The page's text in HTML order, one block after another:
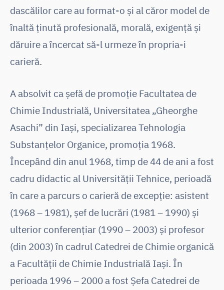
dascălilor care au format-o și al căror model de
înaltă ținută profesională, morală, exigență și
dăruire a încercat să-l urmeze în propria-i
carieră.
A absolvit ca șefă de promoție Facultatea de
Chimie Industrială, Universitatea „Gheorghe
Asachi” din Iași, specializarea Tehnologia
Substanțelor Organice, promoția 1968.
Începând din anul 1968, timp de 44 de ani a fost
cadru didactic al Universității Tehnice, perioadă
în care a parcurs o carieră de excepție: asistent
(1968 – 1981), șef de lucrări (1981 – 1990) și
ulterior conferențiar (1990 – 2003) și profesor
(din 2003) în cadrul Catedrei de Chimie organică
a Facultății de Chimie Industrială Iași. În
perioada 1996 – 2000 a fost Șefa Catedrei de